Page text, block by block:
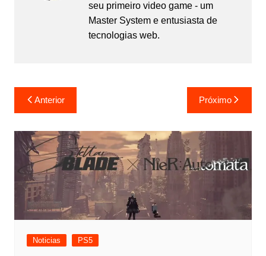
seu primeiro video game - um
Master System e entusiasta de
tecnologias web.
Navegação
de
Post
Anterior Próximo
Noticias PS5